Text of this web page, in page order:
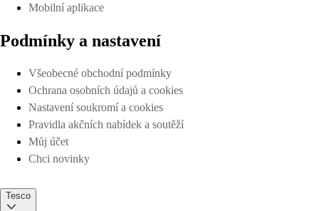
Mobilní aplikace
Podmínky a nastavení
Všeobecné obchodní podmínky
Ochrana osobních údajů a cookies
Nastavení soukromí a cookies
Pravidla akčních nabídek a soutěží
Můj účet
Chci novinky
Tesco